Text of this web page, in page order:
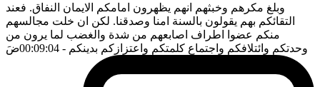
وبلغ مكرهم وخبثهم انهم يظهرون امامكم الايمان النفاق. فعند
التقائكم بهم يقولون بالسنة امنا وصدقنا. لكن ان خلت مجالسهم
منكم عضوا اطراف اصابعهم من شدة والغضب لما يرون من
وحدتكم وائتلافكم واجتماع كلمتكم واعتزازكم بدينكم - 00:09:04 ضَ